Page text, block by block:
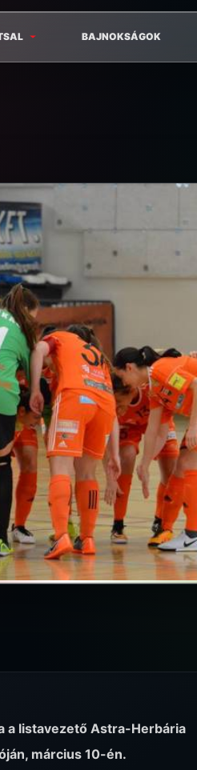
BAJNOKSÁGOK
a listavezető Astra-Herbária
március 10-én.